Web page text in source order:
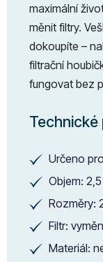
maximální
měnit filtry.
dokoupíte –
filtrační
fungovat bez
Technické
✔
Určeno
✔
Objem: 2,5
✔
Rozměry:
✔
Filtr:
✔
Materiál: